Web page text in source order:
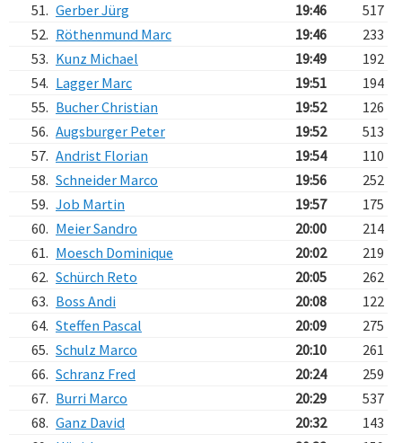
51. Gerber Jürg 19:46
517
52. Röthenmund Marc 19:46
233
53. Kunz Michael 19:49
192
54. Lagger Marc 19:51
194
55. Bucher Christian 19:52
126
56. Augsburger Peter 19:52
513
57. Andrist Florian 19:54
110
58. Schneider Marco 19:56
252
59. Job Martin 19:57
175
60. Meier Sandro 20:00
214
61. Moesch Dominique 20:02
219
62. Schürch Reto 20:05
262
63. Boss Andi 20:08
122
64. Steffen Pascal 20:09
275
65. Schulz Marco 20:10
261
66. Schranz Fred 20:24
259
67. Burri Marco 20:29
537
68. Ganz David 20:32
143